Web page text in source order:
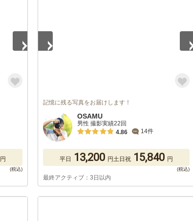
円
記憶に残る写真をお届けします！
OSAMU
男性 撮影実績22回
4.86
14件
平日 13,200 円土日祝 15,840 円
最終アクティブ：3日以内